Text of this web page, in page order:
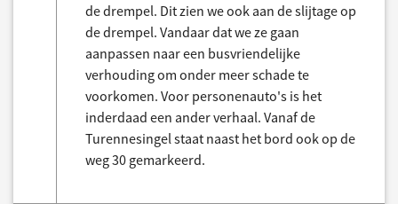
de drempel. Dit zien we ook aan de slijtage op
de drempel. Vandaar dat we ze gaan
aanpassen naar een busvriendelijke
verhouding om onder meer schade te
voorkomen. Voor personenauto's is het
inderdaad een ander verhaal. Vanaf de
Turennesingel staat naast het bord ook op de
weg 30 gemarkeerd.